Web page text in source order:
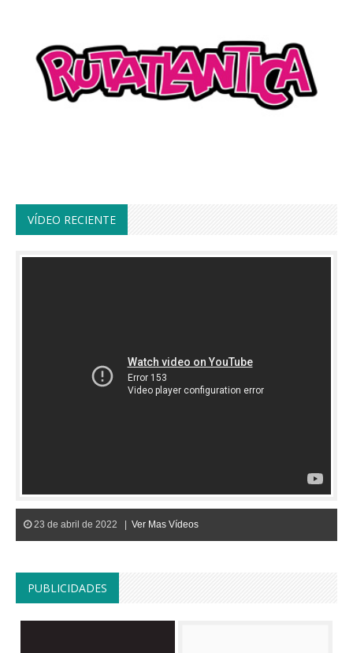
VÍDEO RECIENTE
23 de abril de 2022 | Ver Mas Vídeos
PUBLICIDADES